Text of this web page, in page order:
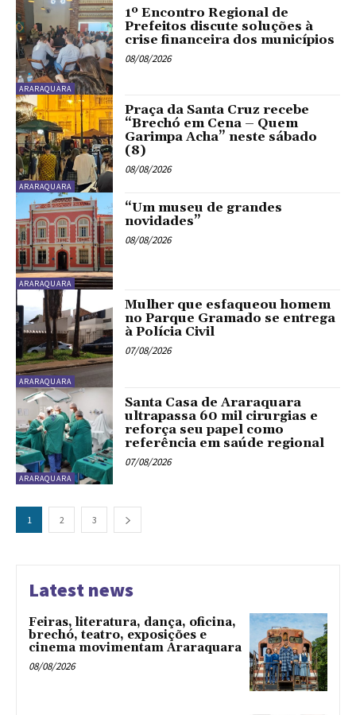
ARARAQUARA
1º Encontro Regional de
Prefeitos discute soluções à
crise financeira dos municípios
08/08/2026
ARARAQUARA
Praça da Santa Cruz recebe
“Brechó em Cena – Quem
Garimpa Acha” neste sábado
(8)
08/08/2026
ARARAQUARA
“Um museu de grandes
novidades”
08/08/2026
ARARAQUARA
Mulher que esfaqueou homem
no Parque Gramado se entrega
à Polícia Civil
07/08/2026
ARARAQUARA
Santa Casa de Araraquara
ultrapassa 60 mil cirurgias e
reforça seu papel como
referência em saúde regional
07/08/2026
1 2 3
Latest news
Feiras, literatura, dança, oficina,
brechó, teatro, exposições e
cinema movimentam Araraquara
08/08/2026